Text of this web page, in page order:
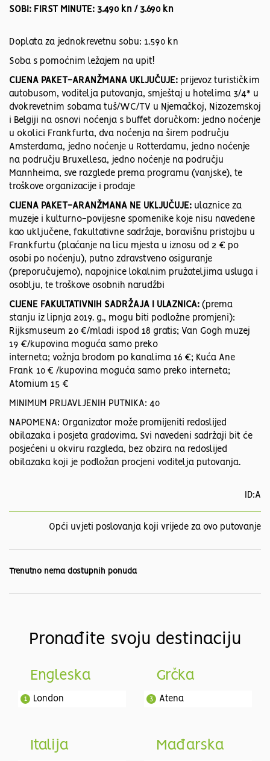
SOBI: FIRST MINUTE: 3.490 kn / 3.690 kn
Doplata za jednokrevetnu sobu: 1.590 kn
Soba s pomoćnim ležajem na upit!
CIJENA PAKET-ARANŽMANA UKLJUČUJE: prijevoz turističkim
autobusom, voditelja putovanja, smještaj u hotelima 3/4* u
dvokrevetnim sobama tuš/WC/TV u Njemačkoj, Nizozemskoj
i Belgiji na osnovi noćenja s buffet doručkom: jedno noćenje
u okolici Frankfurta, dva noćenja na širem području
Amsterdama, jedno noćenje u Rotterdamu, jedno noćenje
na području Bruxellesa, jedno noćenje na području
Mannheima, sve razglede prema programu (vanjske), te
troškove organizacije i prodaje
CIJENA PAKET-ARANŽMANA NE UKLJUČUJE: ulaznice za
muzeje i kulturno-povijesne spomenike koje nisu navedene
kao uključene, fakultativne sadržaje, boravišnu pristojbu u
Frankfurtu (plaćanje na licu mjesta u iznosu od 2 € po
osobi po noćenju), putno zdravstveno osiguranje
(preporučujemo), napojnice lokalnim pružateljima usluga i
osoblju, te troškove osobnih narudžbi
CIJENE FAKULTATIVNIH SADRŽAJA I ULAZNICA: (prema
stanju iz lipnja 2019. g., mogu biti podložne promjeni):
Rijksmuseum 20 €/mladi ispod 18 gratis; Van Gogh muzej
19 €/kupovina moguća samo preko
interneta; vožnja brodom po kanalima 16 €; Kuća Ane
Frank 10 € /kupovina moguća samo preko interneta;
Atomium 15 €
MINIMUM PRIJAVLJENIH PUTNIKA: 40
NAPOMENA: Organizator može promijeniti redoslijed
obilazaka i posjeta gradovima. Svi navedeni sadržaji bit će
posjećeni u okviru razgleda, bez obzira na redoslijed
obilazaka koji je podložan procjeni voditelja putovanja.
ID:A
Opći uvjeti poslovanja koji vrijede za ovo putovanje
Trenutno nema dostupnih ponuda
Pronađite svoju destinaciju
Engleska
London
1
Grčka
Atena
3
Italija Mađarska